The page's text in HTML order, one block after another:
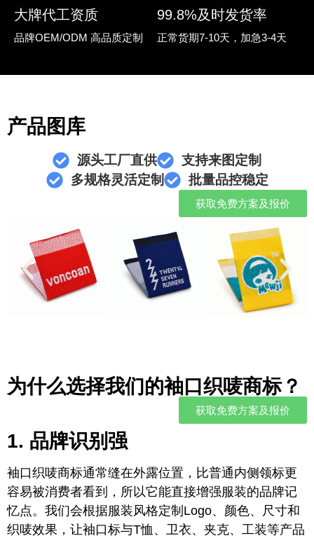
大牌代工资质
品牌OEM/ODM 高品质定制
99.8%及时发货率
正常货期7-10天，加急3-4天
产品图库
源头工厂直供
支持来图定制
多规格灵活定制
批量品控稳定
获取免费方案及报价
为什么选择我们的袖口织唛商标？
获取免费方案及报价
1. 品牌识别强
袖口织唛商标通常缝在外露位置，比普通内侧领标更
容易被消费者看到，所以它能直接增强服装的品牌记
忆点。我们会根据服装风格定制Logo、颜色、尺寸和
织唛效果，让袖口标与T恤、卫衣、夹克、工装等产品